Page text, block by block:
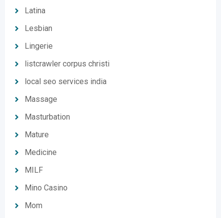
Latina
Lesbian
Lingerie
listcrawler corpus christi
local seo services india
Massage
Masturbation
Mature
Medicine
MILF
Mino Casino
Mom